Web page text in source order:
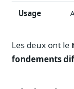
Usage
Les deux ont le
fondements